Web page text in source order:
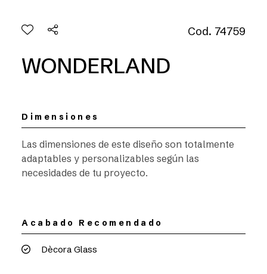
Cod. 74759
WONDERLAND
Dimensiones
Las dimensiones de este diseño son totalmente
adaptables y personalizables según las
necesidades de tu proyecto.
Acabado Recomendado
Dècora Glass